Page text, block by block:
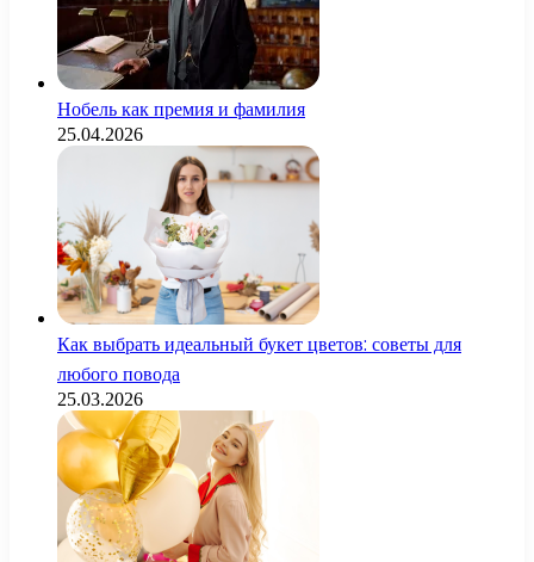
Нобель как премия и фамилия
25.04.2026
Как выбрать идеальный букет цветов: советы для
любого повода
25.03.2026